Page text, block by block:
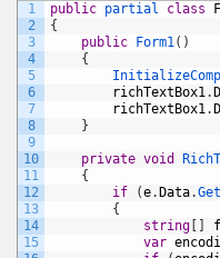
1
2
3
4
5
6
7
8
9
10
11
12
13
14
15
public partial class
{
public
Form1( )
{
richTextBox1.
richTextBox1.
}
private void
{
if
(e. Data.
{
string
var